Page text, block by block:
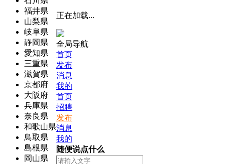
福井県
山梨県
岐阜県
静岡県
愛知県
三重県
滋賀県
京都府
大阪府
兵庫県
奈良県
和歌山県
鳥取県
島根県
岡山県
正在加载...
全局导航
首页
发布
消息
我的
首页
招聘
发布
消息
我的
随便说点什么